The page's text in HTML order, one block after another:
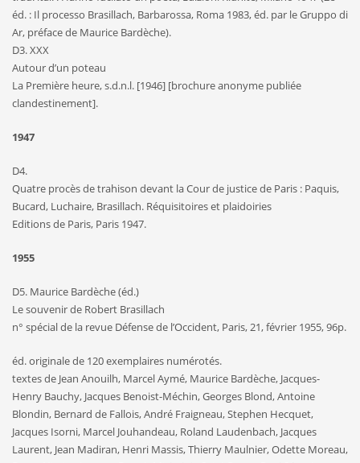
éd. : Il processo Brasillach, Barbarossa, Roma 1983, éd. par le Gruppo di
Ar, préface de Maurice Bardèche).
D3. XXX
Autour d’un poteau
La Première heure, s.d.n.l. [1946] [brochure anonyme publiée
clandestinement].
1947
D4.
Quatre procès de trahison devant la Cour de justice de Paris : Paquis,
Bucard, Luchaire, Brasillach. Réquisitoires et plaidoiries
Editions de Paris, Paris 1947.
1955
D5. Maurice Bardèche (éd.)
Le souvenir de Robert Brasillach
n° spécial de la revue Défense de l’Occident, Paris, 21, février 1955, 96p.
éd. originale de 120 exemplaires numérotés.
textes de Jean Anouilh, Marcel Aymé, Maurice Bardèche, Jacques-
Henry Bauchy, Jacques Benoist-Méchin, Georges Blond, Antoine
Blondin, Bernard de Fallois, André Fraigneau, Stephen Hecquet,
Jacques Isorni, Marcel Jouhandeau, Roland Laudenbach, Jacques
Laurent, Jean Madiran, Henri Massis, Thierry Maulnier, Odette Moreau,